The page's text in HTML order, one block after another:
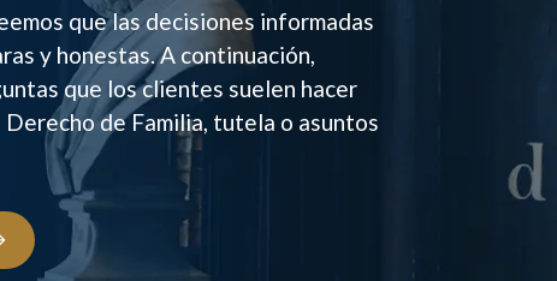
que las decisiones informadas
y honestas. A continuación,
que los clientes suelen hacer
de Familia, tutela o asuntos